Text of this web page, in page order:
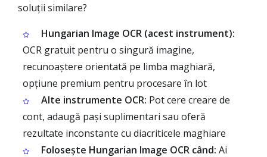
soluții similare?
Hungarian Image OCR (acest instrument):
OCR gratuit pentru o singură imagine,
recunoaștere orientată pe limba maghiară,
opțiune premium pentru procesare în lot
Alte instrumente OCR: Pot cere creare de
cont, adaugă pași suplimentari sau oferă
rezultate inconstante cu diacriticele maghiare
Folosește Hungarian Image OCR când: Ai